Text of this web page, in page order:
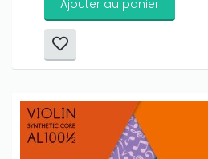
Ajouter au panier